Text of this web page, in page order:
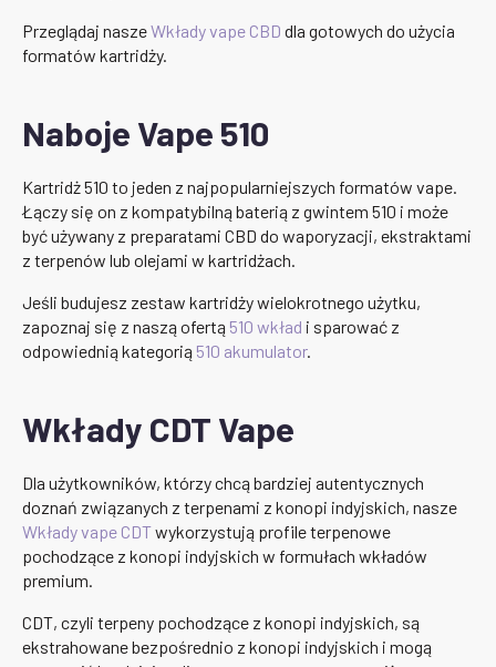
Przeglądaj naszeWkłady vape CBD dla gotowych do użycia
formatów kartridży.
Naboje Vape 510
Kartridż 510 to jeden z najpopularniejszych formatów vape.
Łączy się on z kompatybilną baterią z gwintem 510 i może
być używany z preparatami CBD do waporyzacji, ekstraktami
z terpenów lub olejami w kartridżach.
Jeśli budujesz zestaw kartridży wielokrotnego użytku,
zapoznaj się z naszą ofertą 510 wkład i sparować z
odpowiednią kategorią 510 akumulator.
Wkłady CDT Vape
Dla użytkowników, którzy chcą bardziej autentycznych
doznań związanych z terpenami z konopi indyjskich, nasze
Wkłady vape CDTwykorzystują profile terpenowe
pochodzące z konopi indyjskich w formułach wkładów
premium.
CDT, czyli terpeny pochodzące z konopi indyjskich, są
ekstrahowane bezpośrednio z konopi indyjskich i mogą